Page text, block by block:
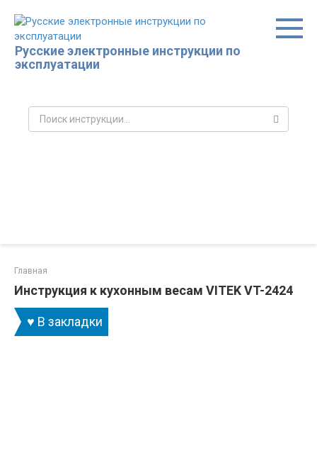
контенту
Русские электронные инструкции по
эксплуатации
Поиск:
Главная
Инструкция к кухонным весам VITEK VT-2424
♥ В закладки